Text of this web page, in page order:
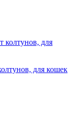
для кошек